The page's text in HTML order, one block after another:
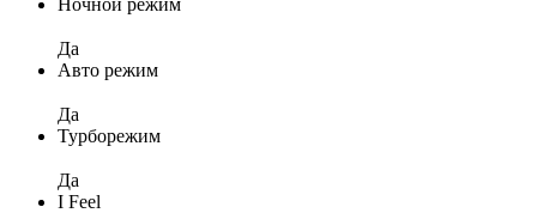
Ночной режим
Да
Авто режим
Да
Турборежим
Да
I Feel